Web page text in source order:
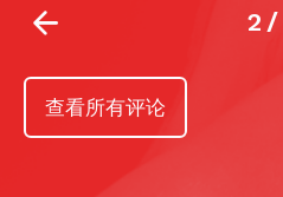
2
查看所有评论